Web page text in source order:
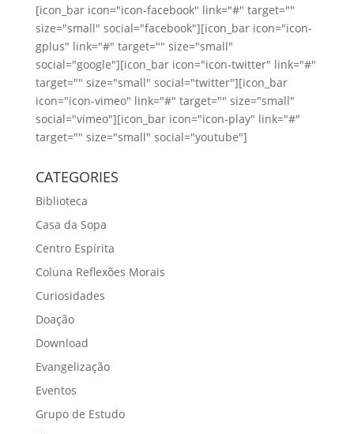
[icon_bar icon="icon-facebook" link="#" target=""
size="small" social="facebook"][icon_bar icon="icon-
gplus" link="#" target="" size="small"
social="google"][icon_bar icon="icon-twitter" link="#"
target="" size="small" social="twitter"][icon_bar
icon="icon-vimeo" link="#" target="" size="small"
social="vimeo"][icon_bar icon="icon-play" link="#"
target="" size="small" social="youtube"]
CATEGORIES
Biblioteca
Casa da Sopa
Centro Espírita
Coluna Reflexões Morais
Curiosidades
Doação
Download
Evangelização
Eventos
Grupo de Estudo